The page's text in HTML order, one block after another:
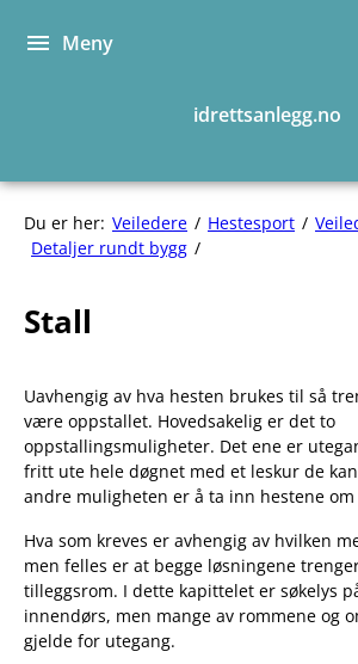
idrettsanlegg.no
Meny
Du er her: Veiledere Hestesport
Detaljer rundt bygg
Stall
Uavhengig av hva hesten brukes til så
være oppstallet. Hovedsakelig er det to
oppstallingsmuligheter. Det ene er
fritt ute hele døgnet med et leskur de
andre muligheten er å ta inn hestene
Hva som kreves er avhengig av hvilken
men felles er at begge løsningene
tilleggsrom. I dette kapittelet er søkelys
innendørs, men mange av rommene og
gjelde for utegang.